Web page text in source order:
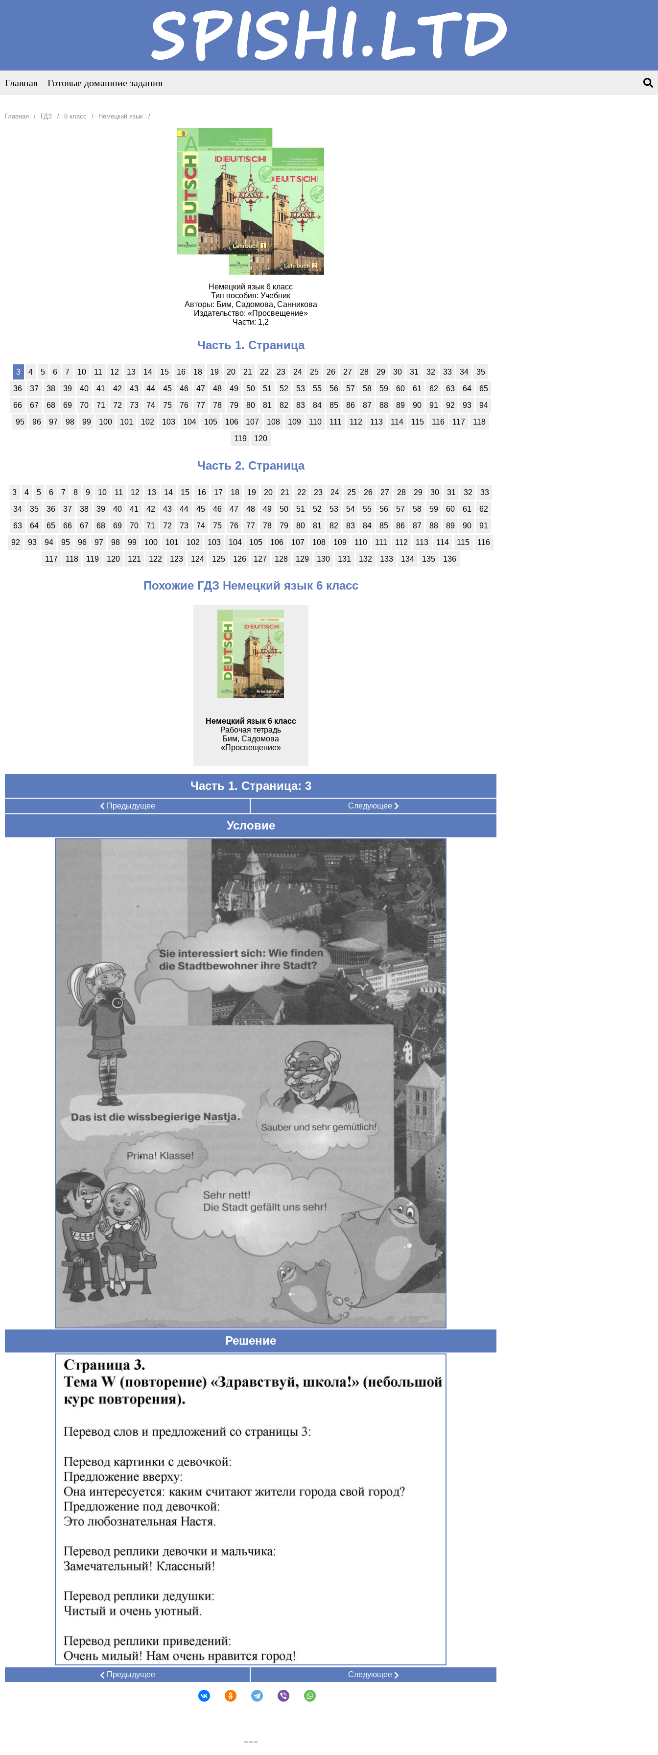
Главная Готовые домашние задания
Главная ГДЗ 6 класс Немецкий язык
Немецкий язык 6 класс
Тип пособия: Учебник
Авторы: Бим, Садомова, Санникова
Издательство: «Просвещение»
Части: 1,2
Часть 1. Страница
3 4 5 6 7 10 11 12 13 14 15 16 18 19 20 21 22 23 24 25 26 27 28 29 30 31 32 33 34
35
36
37 38 39 40 41 42 43 44 45 46 47 48 49 50 51 52 53 55 56 57 58 59 60 61 62 63 64
65
66
67 68 69 70 71 72 73 74 75 76 77 78 79 80 81 82 83 84 85 86 87 88 89 90 91 92 93
94
95
96 97 98 99 100 101 102 103 104 105 106 107 108 109 110 111 112 113 114 115 116 117
118
119
120
Часть 2. Страница
3 4 5 6 7 8 9 10 11 12 13 14 15 16 17 18 19 20 21 22 23 24 25 26 27 28 29 30 31 32
33
34
35 36 37 38 39 40 41 42 43 44 45 46 47 48 49 50 51 52 53 54 55 56 57 58 59 60 61
62
63
64 65 66 67 68 69 70 71 72 73 74 75 76 77 78 79 80 81 82 83 84 85 86 87 88 89 90
91
92
93 94 95 96 97 98 99 100 101 102 103 104 105 106 107 108 109 110 111 112 113 114 115
116
117
118 119 120 121 122 123 124 125 126 127 128 129 130 131 132 133 134 135 136
Похожие ГДЗ Немецкий язык 6 класс
Немецкий язык 6 класс
Рабочая тетрадь
Бим, Садомова
«Просвещение»
Часть 1. Страница: 3
Предыдущее Следующее
Условие
Решение
Предыдущее Следующее